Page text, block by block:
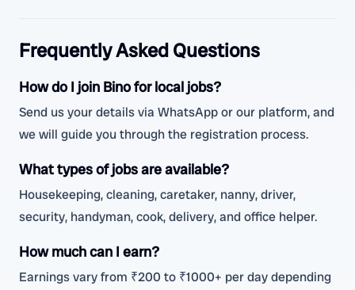
Frequently Asked Questions
How do I join Bino for local jobs?
Send us your details via WhatsApp or our platform, and
we will guide you through the registration process.
What types of jobs are available?
Housekeeping, cleaning, caretaker, nanny, driver,
security, handyman, cook, delivery, and office helper.
How much can I earn?
Earnings vary from ₹200 to ₹1000+ per day depending